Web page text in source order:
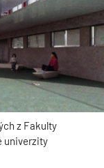
z Fakulty
univerzity